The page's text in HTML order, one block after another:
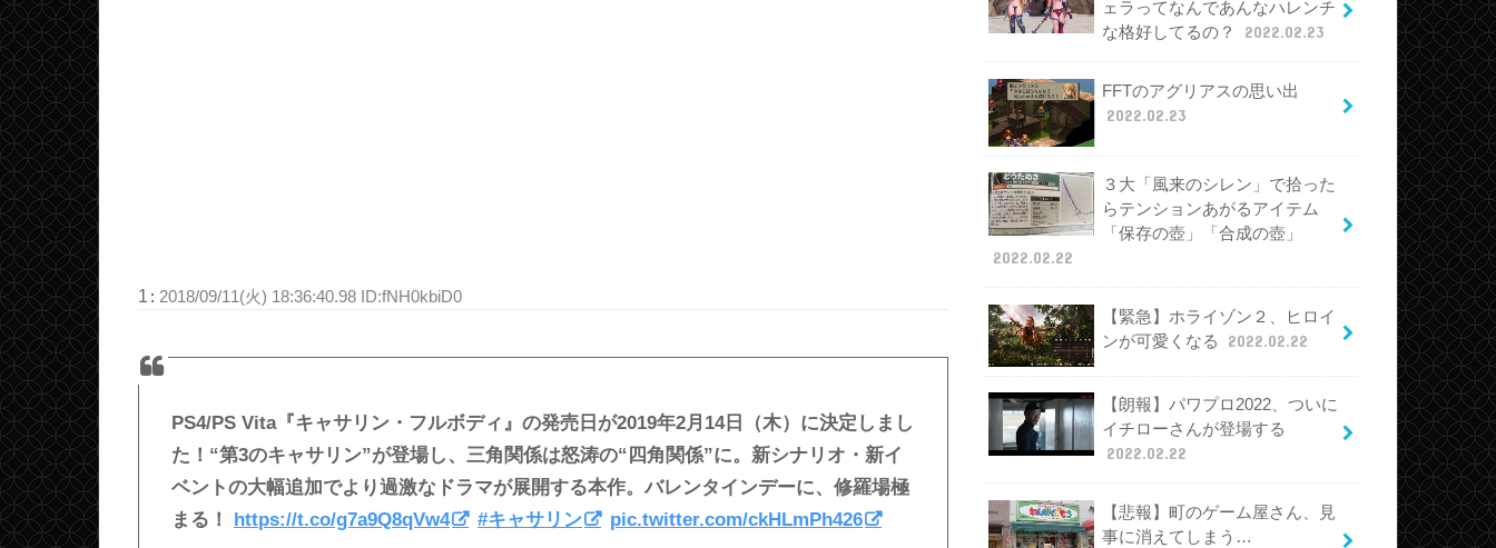
1 : 2018/09/11(火) 18:36:40.98 ID:fNH0kbiD0
PS4/PS Vita『キャサリン・フルボディ』の発売日が2019年2月14日（木）に決定しまし
た！“第3のキャサリン”が登場し、三角関係は怒涛の“四角関係”に。新シナリオ・新イ
ベントの大幅追加でより過激なドラマが展開する本作。バレンタインデーに、修羅場極
まる！ https://t.co/g7a9Q8qVw4 #キャサリン pic.twitter.com/ckHLmPh426
ェラってなんであんなハレンチ
な格好してるの？
2022.02.23
FFTのアグリアスの思い出
2022.02.23
３大「風来のシレン」で拾った
らテンションあがるアイテム
「保存の壺」「合成の壺」
2022.02.22
【緊急】ホライゾン２、ヒロイ
ンが可愛くなる
2022.02.22
【朗報】パワプロ2022、ついに
イチローさんが登場する
2022.02.22
【悲報】町のゲーム屋さん、見
事に消えてしまう…